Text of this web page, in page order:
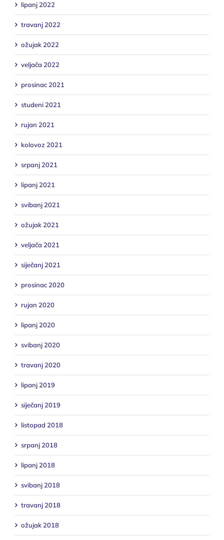
lipanj 2022
travanj 2022
ožujak 2022
veljača 2022
prosinac 2021
studeni 2021
rujan 2021
kolovoz 2021
srpanj 2021
lipanj 2021
svibanj 2021
ožujak 2021
veljača 2021
siječanj 2021
prosinac 2020
rujan 2020
lipanj 2020
svibanj 2020
travanj 2020
lipanj 2019
siječanj 2019
listopad 2018
srpanj 2018
lipanj 2018
svibanj 2018
travanj 2018
ožujak 2018